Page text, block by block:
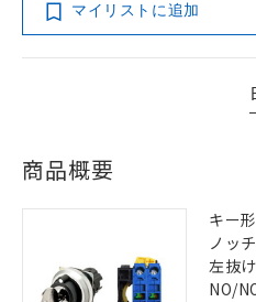
マイリストに追加
商品概要
キー
ノッ
左抜
NO/